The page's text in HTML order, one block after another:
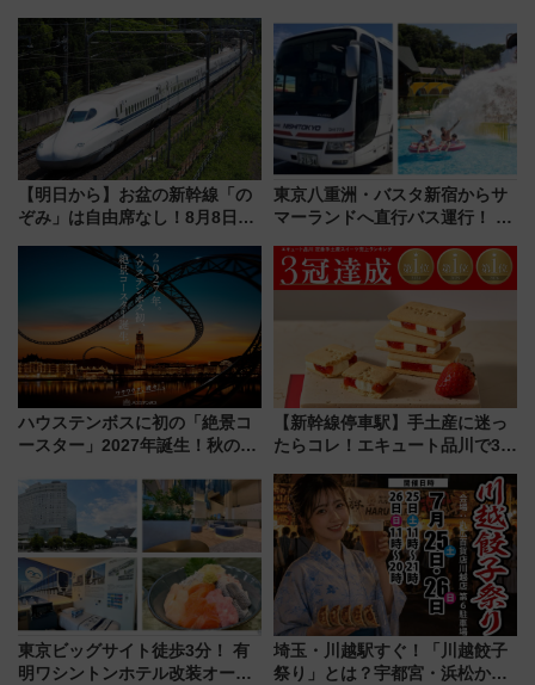
オープン 秋からはビストロ営業
も！
響
【明日から】お盆の新幹線「の
ぞみ」は自由席なし！8月8日午
せば空きが見つかることも 混
雑避ける「空席」探しのコツ
東京八重洲・バスタ新宿からサ
マーランドへ直行バス運行！ お
推し活を楽しもう！（2026年
8/1～31）
ハウステンボスに初の「絶景コ
ースター」2027年誕生！秋の
ろも一挙紹介
【新幹線停車駅】手土産に迷っ
たらコレ！エキュート品川で3年
産スイーツとは？
東京ビッグサイト徒歩3分！ 有
明ワシントンホテル改装オープ
埼玉・川越駅すぐ！「川越餃子
祭り」とは？宇都宮・浜松から